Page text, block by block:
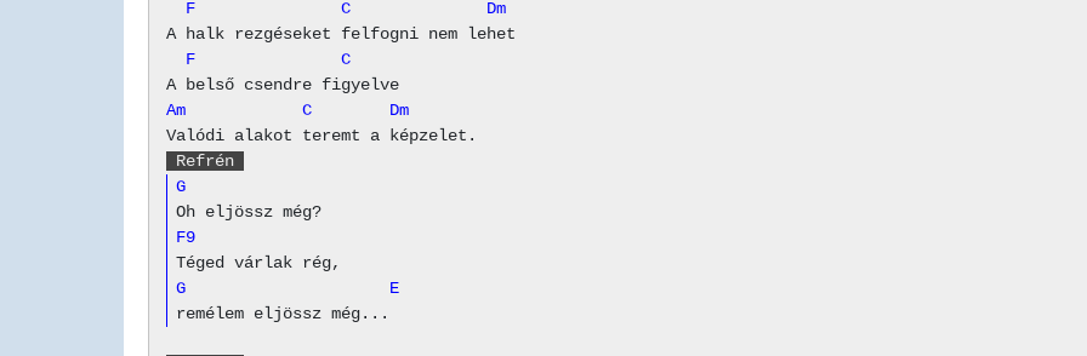
  F               C              Dm
  F               C
Am            C        Dm
Refrén
G
F9
G                     E